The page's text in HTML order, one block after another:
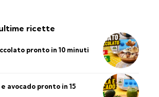
ricette
pronto in 10 minuti
avocado pronto in 15